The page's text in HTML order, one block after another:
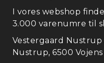
I vores webshop
3.000 varenumre til
Vestergaard Nustrup
Nustrup, 6500 Vojens